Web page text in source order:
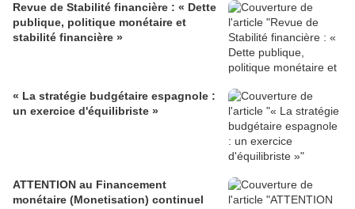
Revue de Stabilité financière : « Dette
publique, politique monétaire et
stabilité financière »
« La stratégie budgétaire espagnole :
un exercice d'équilibriste »
ATTENTION au Financement
monétaire (Monetisation) continuel